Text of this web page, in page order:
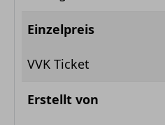
Einzelpreis
VVK Ticket
Erstellt von